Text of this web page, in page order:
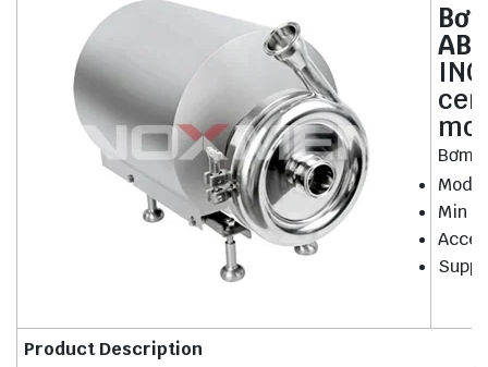
ABB
Bơm
Min
Product Description